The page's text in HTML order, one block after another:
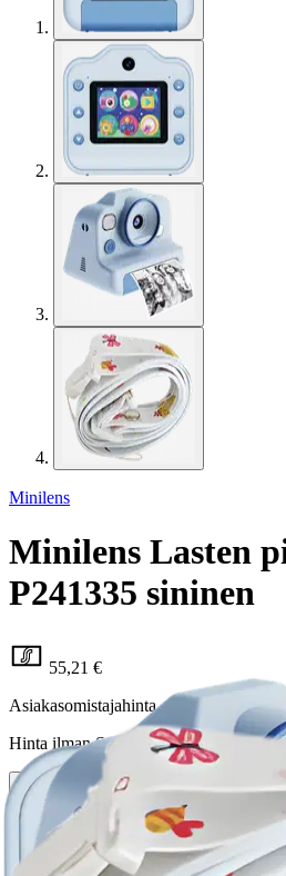
Minilens
Minilens Lasten
P241335 sininen
55,21 €
Asiakasomistajahinta
Hinta ilman S-Etukorttia: 64,95 €
Verkkokaupan hinta
Valitse toimitustapa
Nouto myymälästä